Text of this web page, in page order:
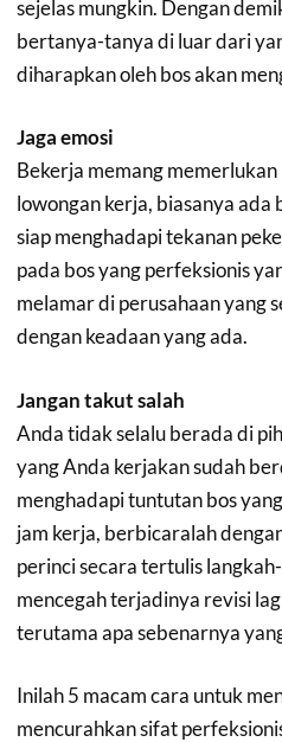
sejelas mungkin. Dengan
bertanya-tanya di luar dari
diharapkan oleh bos akan
Jaga emosi
Bekerja memang
lowongan kerja, biasanya
siap menghadapi tekanan
pada bos yang perfeksionis
melamar di perusahaan yang
dengan keadaan yang ada.
Jangan takut salah
Anda tidak selalu berada di
yang Anda kerjakan sudah
menghadapi tuntutan bos
jam kerja, berbicaralah
perinci secara tertulis
mencegah terjadinya revisi
terutama apa sebenarnya
Inilah 5 macam cara untuk
mencurahkan sifat